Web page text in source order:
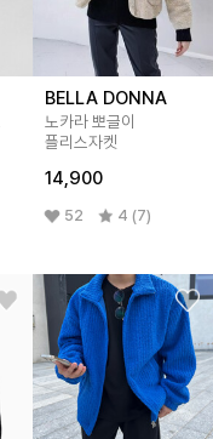
BELLA DONNA
노카라 뽀글이
플리스자켓
14,900
52 4 (7)